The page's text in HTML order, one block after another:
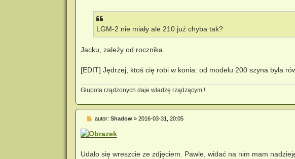
LGM-2 nie miały ale 210 już chyba tak?
Jacku, zależy od rocznika.
[EDIT] Jędrzej, ktoś cię robi w konia: od modelu 200 szyna była
Głupota rządzonych daje władzę rządzącym !
P
s
t
autor: Shadow» 2016-03-31, 20:05
Udało się wreszcie ze zdjęciem. Pawle, widać na nim mam